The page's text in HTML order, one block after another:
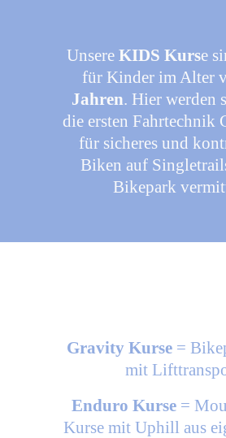
Unsere KIDS Kurse
für Kinder im Alter
Jahren. Hier werden
die ersten Fahrtechnik
für sicheres und
Biken auf
Bikepark
Gravity Kurse=
mit
Enduro Kurse =
Kurse mit Uphill aus